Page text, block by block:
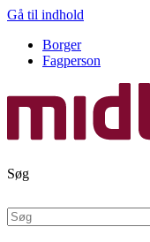
Gå til indhold
Borger
Fagperson
Søg